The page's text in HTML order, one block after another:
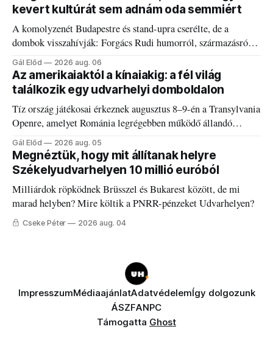
kevert kultúrát sem adnám oda semmiért
A komolyzenét Budapestre és stand-upra cserélte, de a
dombok visszahívják: Forgács Rudi humorról, származásról
és határokról.
Gál Előd 2026 aug. 06
Az amerikaiaktól a kínaiakig: a fél világ
találkozik egy udvarhelyi domboldalon
Tíz ország játékosai érkeznek augusztus 8–9-én a Transylvania
Openre, amelyet Románia legrégebben működő állandó
discgolfpályáján rendeznek meg.
Gál Előd 2026 aug. 05
Megnéztük, hogy mit állítanak helyre
Székelyudvarhelyen 10 millió euróból
Milliárdok röpködnek Brüsszel és Bukarest között, de mi
marad helyben? Mire költik a PNRR-pénzeket Udvarhelyen?
Cseke Péter 2026 aug. 04
ImpresszumMédiaajánlatAdatvédelemÍgy dolgozunk
ÁSZFANPC
Támogatta Ghost